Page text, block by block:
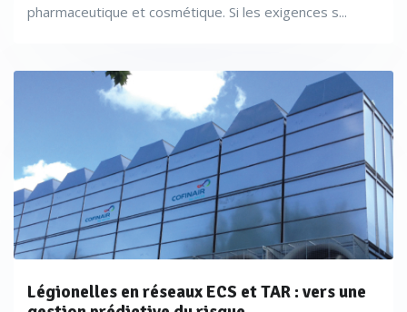
pharmaceutique et cosmétique. Si les exigences s...
Légionelles en réseaux ECS et TAR : vers une